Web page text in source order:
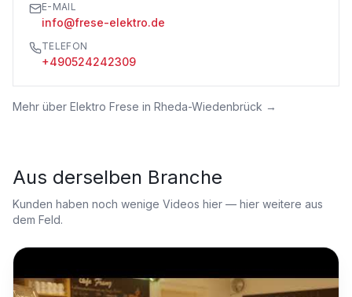
E-MAIL
info@frese-elektro.de
TELEFON
+490524242309
Mehr über Elektro Frese in Rheda-Wiedenbrück →
Aus derselben Branche
Kunden haben noch wenige Videos hier — hier weitere aus
dem Feld.